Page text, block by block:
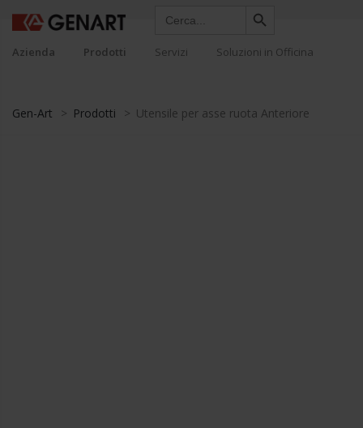
Azienda Prodotti Servizi Soluzioni in Officina
Gen-Art > Prodotti > Utensile per asse ruota Anteriore